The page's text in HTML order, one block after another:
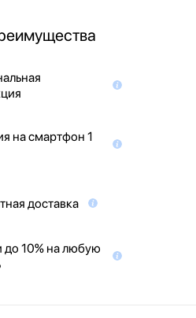
на смартфон 1
доставка
до 10% на любую